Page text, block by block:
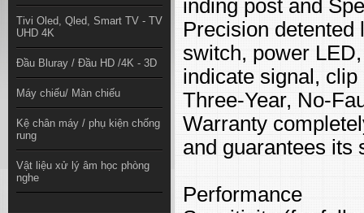
Tivi Oled, Qled, Smart TV - TV
UHD 4K
Đầu Bluray / Đầu HD /4K - 3D
Máy chiếu/ Màn chiếu
Kệ chân máy / phụ kiện chống
rung
Vật liệu xử lý âm học phòng
nghe
inding post and
Precision detented
switch, power
indicate signal,
Three-Year, No-
Warranty
and guarantees its
Performance